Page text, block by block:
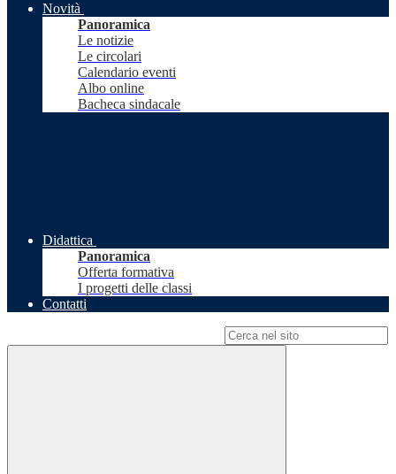
Novità
Panoramica
Le notizie
Le circolari
Calendario eventi
Albo online
Bacheca sindacale
Didattica
Panoramica
Offerta formativa
I progetti delle classi
Contatti